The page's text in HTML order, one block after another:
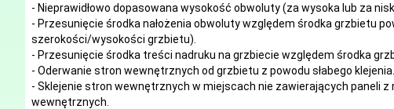
- Nieprawidłowo dopasowana wysokość obwoluty (za wysoka lub za
- Przesunięcie środka nałożenia obwoluty względem środka grzbietu
szerokości/wysokości grzbietu).
- Przesunięcie środka treści nadruku na grzbiecie względem środka
- Oderwanie stron wewnętrznych od grzbietu z powodu słabego klejenia.
- Sklejenie stron wewnętrznych w miejscach nie zawierających paneli
wewnętrznych.